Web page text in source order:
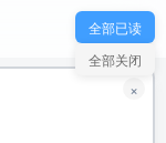
全部已读
全部关闭
×